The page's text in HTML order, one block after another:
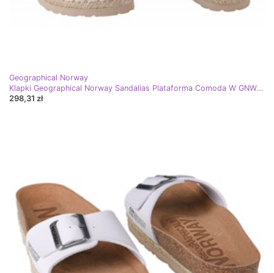
Geographical Norway
Klapki Geographical Norway Sandalias Plataforma Comoda W GNW20405-01 czarne
298,31 zł